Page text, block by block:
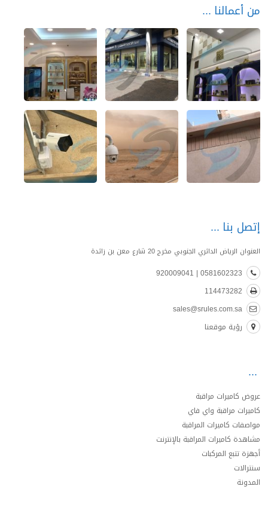
من أعمالنا
إتصل بنا
العنوان الرياض الدائري الجنوبي مخرج 20 شارع معن بن زائدة
0581602323 | 920009041
114473282
sales@srules.com.sa
رؤية موقعنا
عروض كاميرات مراقبة
كاميرات مراقبة واي فاي
مواصفات كاميرات المراقبة
مشاهدة كاميرات المراقبة بالإنترنت
أجهزة تتبع المركبات
سنترالات
المدونة